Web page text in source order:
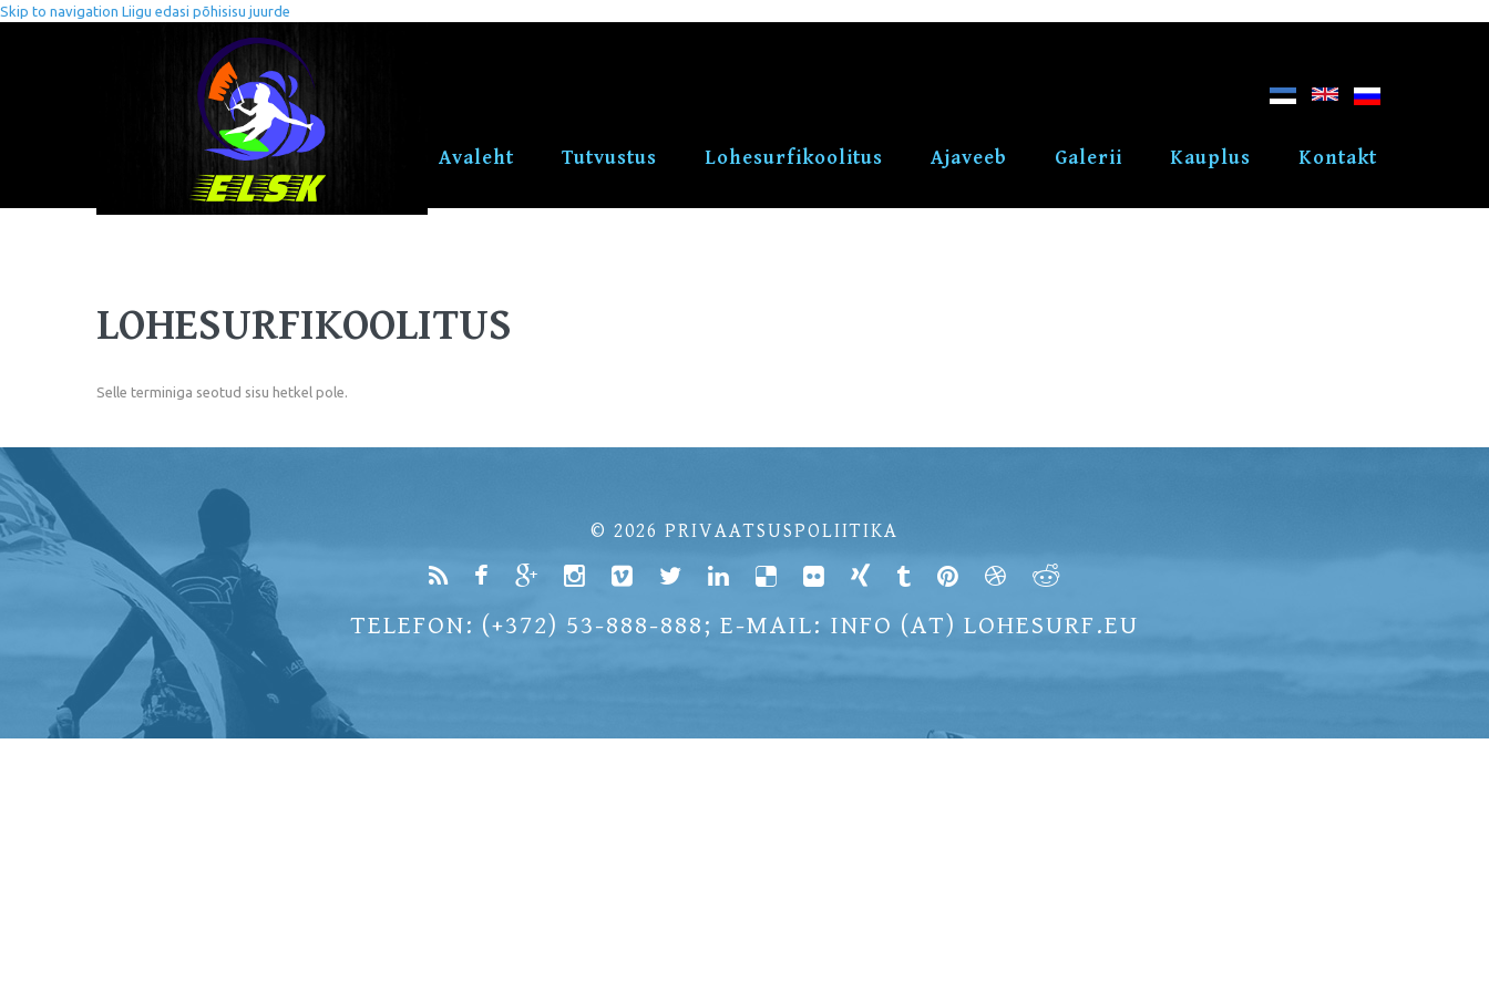
Skip to navigation Liigu edasi põhisisu juurde
Avaleht Tutvustus Lohesurfikoolitus Ajaveeb Galerii Kauplus Kontakt
LOHESURFIKOOLITUS
Selle terminiga seotud sisu hetkel pole.
© 2026 PRIVAATSUSPOLIITIKA
TELEFON: (+372) 53-888-888; E-MAIL: INFO (AT) LOHESURF.EU